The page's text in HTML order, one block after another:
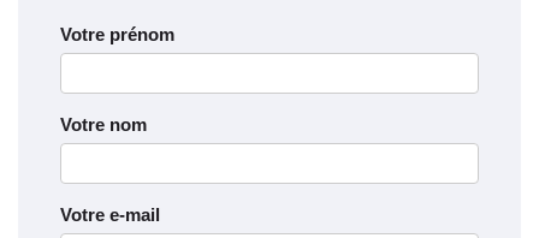
Votre prénom
Votre nom
Votre e-mail